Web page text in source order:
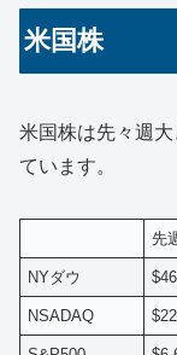
米国株
米国株は先々週
ています。
先
NYダウ
NSADAQ